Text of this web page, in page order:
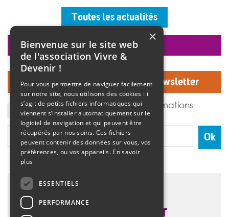
accueillaient les invités autour d’un buffet, dans une
ambiance musicale live assurée par un groupe de
musiciens. Christine Manadi, directrice du SESSAD
depuis sa création, est revenue sur l’histoire […]
>>Lire la suite
Toutes les actualités
Inscrivez-vous à notre Newsletter
J'accepte de recevoir des informations
de l'association Vivre et devenir.
Ok
faire un don
×
Bienvenue sur le site web
de l'association Vivre &
Devenir !
Pour vous permettre de naviguer facilement
sur notre site, nous utilisons des cookies : il
s’agit de petits fichiers informatiques qui
viennent s’installer automatiquement sur le
logiciel de navigation et qui peuvent être
récupérés par nos soins. Ces fichiers
peuvent contenir des données sur vous, vos
préférences, ou vos appareils. En savoir
plus
ESSENTIELS
PERFORMANCE